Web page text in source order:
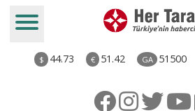
$ 44.73 € 51.42 GA 51500